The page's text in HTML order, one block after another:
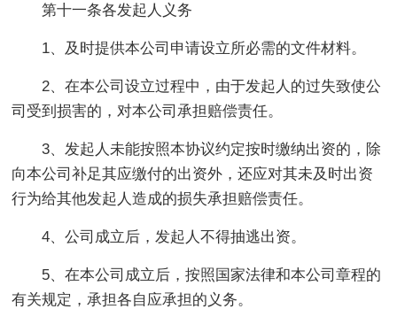
第十一条各发起人义务
1、及时提供本公司申请设立所必需的文件材料。
2、在本公司设立过程中，由于发起人的过失致使公
司受到损害的，对本公司承担赔偿责任。
3、发起人未能按照本协议约定按时缴纳出资的，除
向本公司补足其应缴付的出资外，还应对其未及时出资
行为给其他发起人造成的损失承担赔偿责任。
4、公司成立后，发起人不得抽逃出资。
5、在本公司成立后，按照国家法律和本公司章程的
有关规定，承担各自应承担的义务。